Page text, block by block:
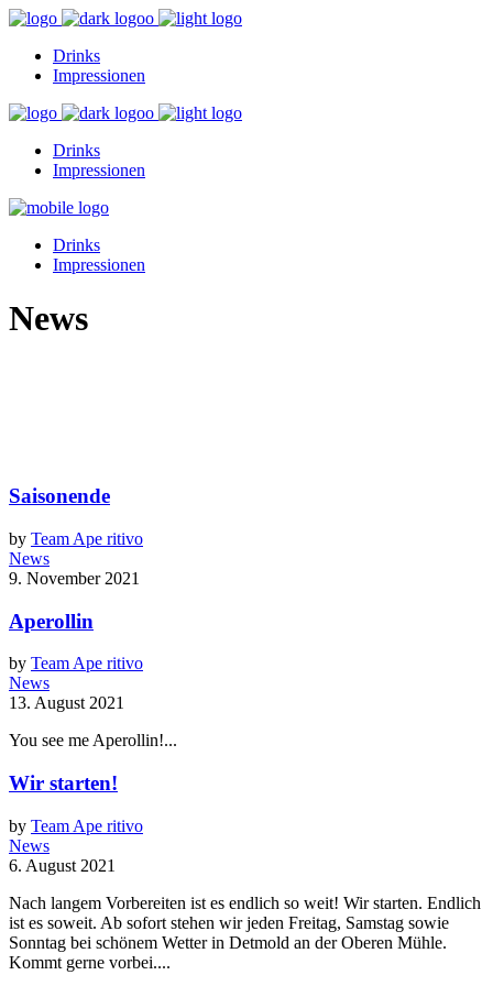
Drinks
Impressionen
Drinks
Impressionen
Drinks
Impressionen
News
Saisonende
by Team Ape ritivo
News
9. November 2021
Aperollin
by Team Ape ritivo
News
13. August 2021
You see me Aperollin!...
Wir starten!
by Team Ape ritivo
News
6. August 2021
Nach langem Vorbereiten ist es endlich so weit! Wir starten. Endlich
ist es soweit. Ab sofort stehen wir jeden Freitag, Samstag sowie
Sonntag bei schönem Wetter in Detmold an der Oberen Mühle.
Kommt gerne vorbei....